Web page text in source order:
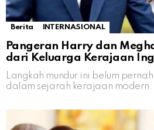
Berita INTERNASIONAL
Pangeran Harry dan
dari Keluarga Kerajaan
Langkah mundur ini belum
dalam sejarah kerajaan modern.